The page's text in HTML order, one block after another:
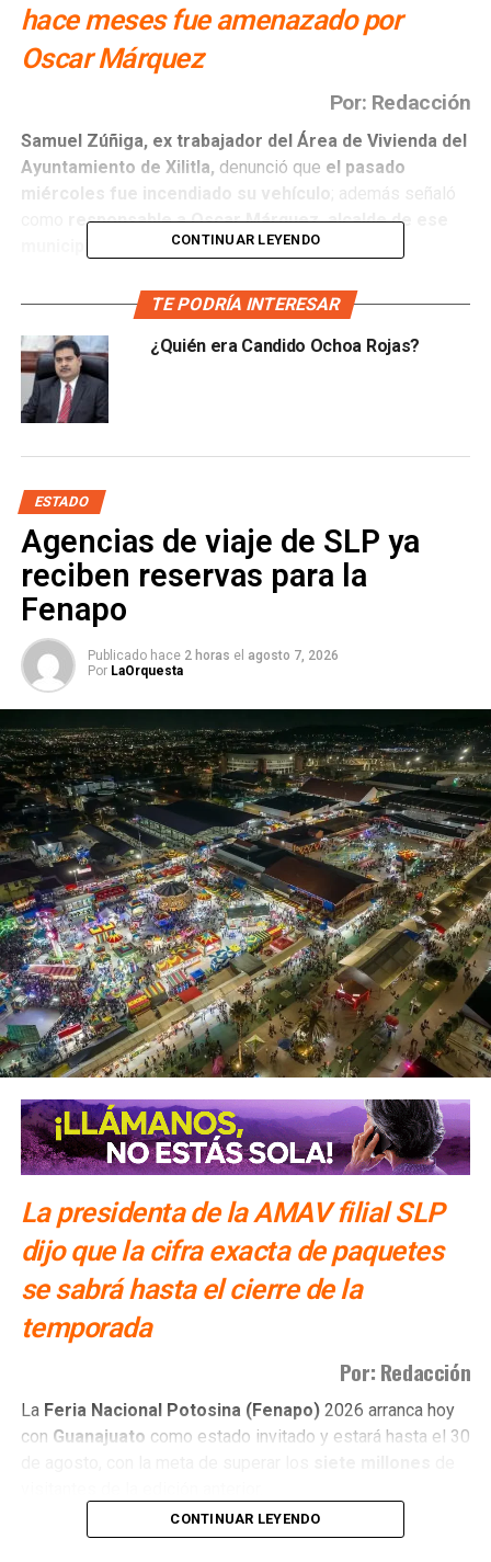
hace meses fue amenazado por
Oscar Márquez
Por: Redacción
Samuel Zúñiga, ex trabajador del Área de Vivienda del
Ayuntamiento de Xilitla, denunció que el pasado
miércoles fue incendiado su vehículo ; además señaló
responsable a Oscar Márquez, alcalde de ese
El ex funcionario mencionó que desde hace unos meses
fue amenazado por Oscar Márquez, por lo que es el
principal sospechoso de haber quemado su
propiedad.
Externó su preocupación por el tema de seguridad y
Zuñiga apuntó que con la única persona con la que ha
tenido conflicto es con el alcalde quien supuestamente lo
discriminó por su condición indígena y lo separó de su
cargo.
También lee:Chófer intentó ganarle el paso al tren y lo
embiste
ARTÍCULOS RELACIONADOS:
ALCALDE DE XILITLA
AUTO INCENDIADO
EX FUNCIONARIO SLP
SIGUIENTE
Ceepac concluye registro de aspirantes a
candidatura independiente
NO TE PIERDAS
Cuatro nuevas empresas del ramo automotriz se
instalarán en SLP en 2024
CONTINUAR LEYENDO
TE PODRÍA INTERESAR
¿Quién era Candido Ochoa Rojas?
ESTADO
Agencias de viaje de SLP ya
reciben reservas para la
Fenapo
Publicado hace 2 horas el agosto 7, 2026
Por LaOrquesta
La presidenta de la AMAV filial SLP
dijo que la cifra exacta de paquetes
se sabrá hasta el cierre de la
temporada
Por: Redacción
La Feria Nacional Potosina (Fenapo)2026 arranca hoy
con Guanajuato como estado invitado y estará hasta el 30
Daniela Alejandra Alonso Barrón, presidenta de la
CONTINUAR LEYENDO